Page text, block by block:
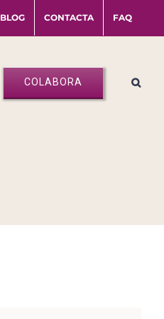
BLOG CONTACTA FAQ
COLABORA